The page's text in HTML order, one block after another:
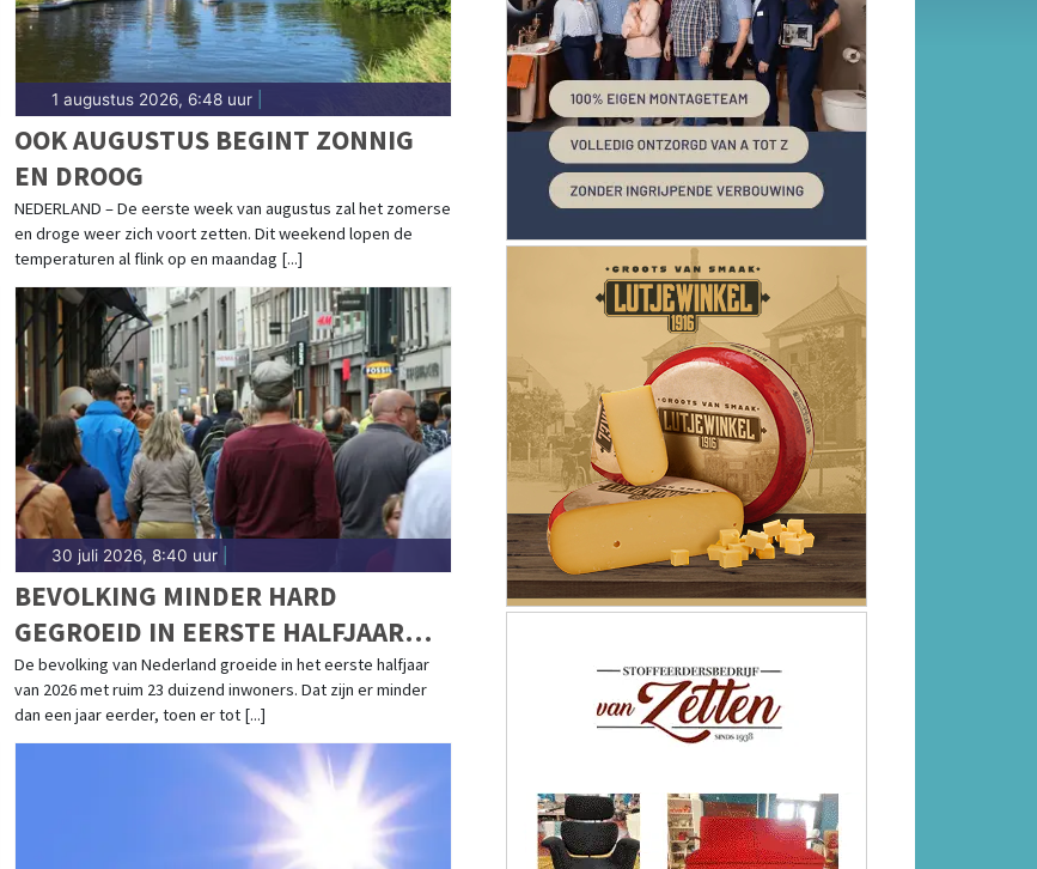
1 augustus 2026, 6:48 uur|
OOK AUGUSTUS BEGINT ZONNIG
EN DROOG
NEDERLAND – De eerste week van augustus zal het zomerse
en droge weer zich voort zetten. Dit weekend lopen de
temperaturen al flink op en maandag [...]
30 juli 2026, 8:40 uur|
BEVOLKING MINDER HARD
GEGROEID IN EERSTE HALFJAAR
2026
De bevolking van Nederland groeide in het eerste halfjaar
van 2026 met ruim 23 duizend inwoners. Dat zijn er minder
dan een jaar eerder, toen er tot [...]